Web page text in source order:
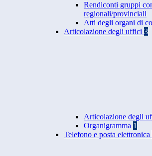
Rendiconti gruppi
regionali/provinciali
Atti degli organi di
Articolazione degli uffici 3
Articolazione degli
Organigramma 1
Telefono e posta elettronica